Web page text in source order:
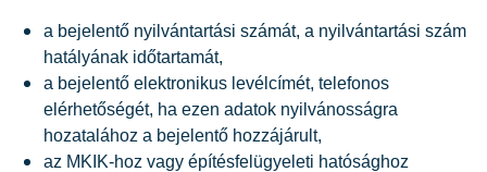
a bejelentő nyilvántartási számát, a nyilvántartási szám
hatályának időtartamát,
a bejelentő elektronikus levélcímét, telefonos
elérhetőségét, ha ezen adatok nyilvánosságra
hozatalához a bejelentő hozzájárult,
az MKIK-hoz vagy építésfelügyeleti hatósághoz